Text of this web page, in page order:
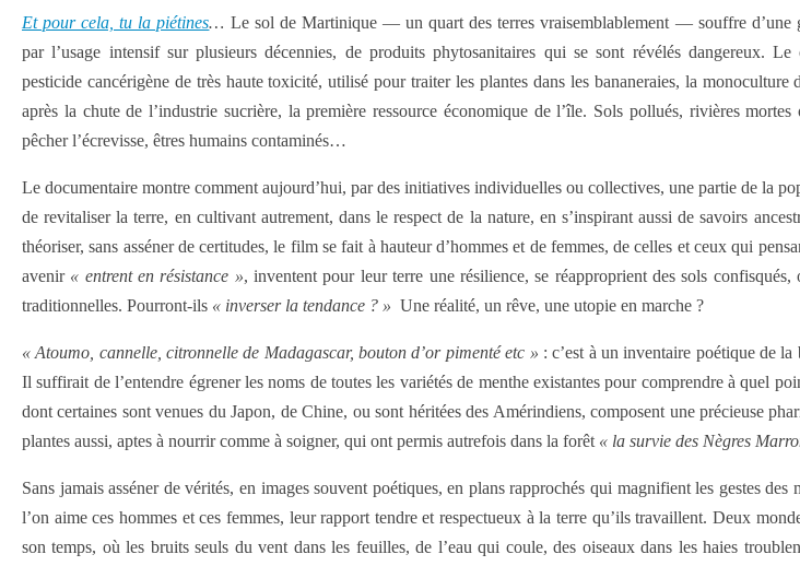
Et pour cela, tu la piétines… Le sol de Martinique — un quart des terres vraisemblablement — souffre d’une
par l’usage intensif sur plusieurs décennies, de produits phytosanitaires qui se sont révélés dangereux. Le
pesticide cancérigène de très haute toxicité, utilisé pour traiter les plantes dans les bananeraies, la monoculture
après la chute de l’industrie sucrière, la première ressource économique de l’île. Sols pollués, rivières mortes
pêcher l’écrevisse, êtres humains contaminés…
Le documentaire montre comment aujourd’hui, par des initiatives individuelles ou collectives, une partie de la
de revitaliser la terre, en cultivant autrement, dans le respect de la nature, en s’inspirant aussi de savoirs
théoriser, sans asséner de certitudes, le film se fait à hauteur d’hommes et de femmes, de celles et ceux qui
avenir « entrent en résistance », inventent pour leur terre une résilience, se réapproprient des sols confisqués,
traditionnelles. Pourront-ils « inverser la tendance ? » Une réalité, un rêve, une utopie en marche ?
« Atoumo, cannelle, citronnelle de Madagascar, bouton d’or pimenté etc » : c’est à un inventaire poétique de
Il suffirait de l’entendre égrener les noms de toutes les variétés de menthe existantes pour comprendre à quel
dont certaines sont venues du Japon, de Chine, ou sont héritées des Amérindiens, composent une précieuse
plantes aussi, aptes à nourrir comme à soigner, qui ont permis autrefois dans la forêt « la survie des Nègres
Sans jamais asséner de vérités, en images souvent poétiques, en plans rapprochés qui magnifient les gestes
l’on aime ces hommes et ces femmes, leur rapport tendre et respectueux à la terre qu’ils travaillent. Deux
son temps, où les bruits seuls du vent dans les feuilles, de l’eau qui coule, des oiseaux dans les haies